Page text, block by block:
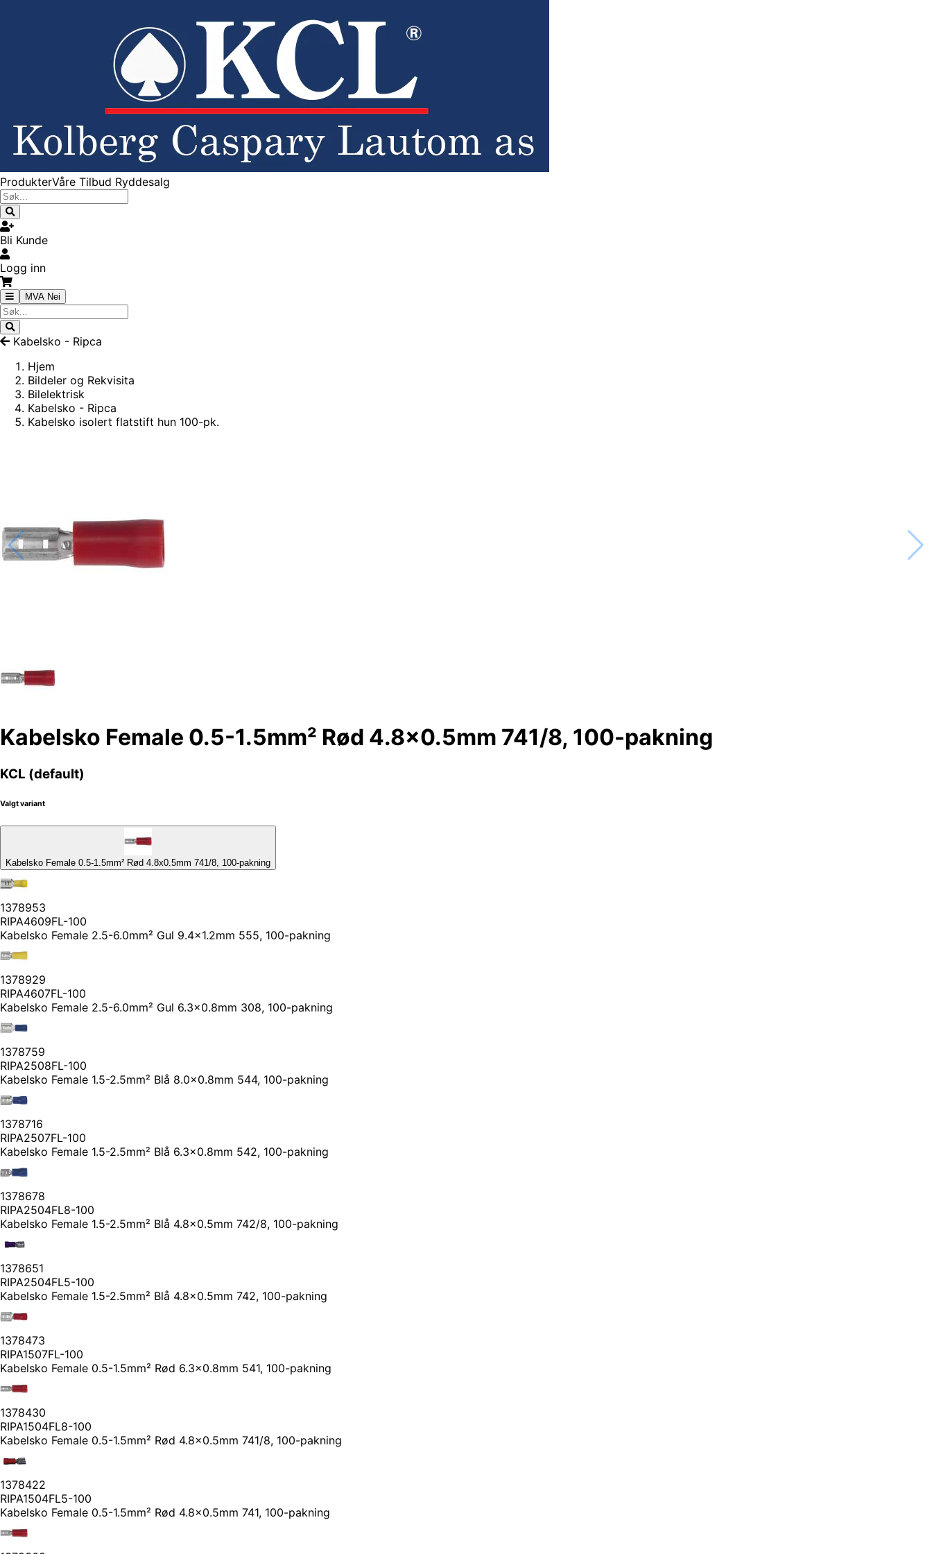
ProdukterVåre Tilbud Ryddesalg
Bli Kunde
Logg inn
MVA Nei
Kabelsko - Ripca
Hjem
Bildeler og Rekvisita
Bilelektrisk
Kabelsko - Ripca
Kabelsko isolert flatstift hun 100-pk.
Kabelsko Female 0.5-1.5mm² Rød 4.8x0.5mm 741/8, 100-pakning
KCL (default)
Valgt variant
Kabelsko Female 0.5-1.5mm² Rød 4.8x0.5mm 741/8, 100-pakning
1378953
RIPA4609FL-100
Kabelsko Female 2.5-6.0mm² Gul 9.4x1.2mm 555, 100-pakning
1378929
RIPA4607FL-100
Kabelsko Female 2.5-6.0mm² Gul 6.3x0.8mm 308, 100-pakning
1378759
RIPA2508FL-100
Kabelsko Female 1.5-2.5mm² Blå 8.0x0.8mm 544, 100-pakning
1378716
RIPA2507FL-100
Kabelsko Female 1.5-2.5mm² Blå 6.3x0.8mm 542, 100-pakning
1378678
RIPA2504FL8-100
Kabelsko Female 1.5-2.5mm² Blå 4.8x0.5mm 742/8, 100-pakning
1378651
RIPA2504FL5-100
Kabelsko Female 1.5-2.5mm² Blå 4.8x0.5mm 742, 100-pakning
1378473
RIPA1507FL-100
Kabelsko Female 0.5-1.5mm² Rød 6.3x0.8mm 541, 100-pakning
1378430
RIPA1504FL8-100
Kabelsko Female 0.5-1.5mm² Rød 4.8x0.5mm 741/8, 100-pakning
1378422
RIPA1504FL5-100
Kabelsko Female 0.5-1.5mm² Rød 4.8x0.5mm 741, 100-pakning